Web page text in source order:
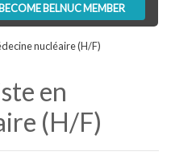
BECOME BELNUC MEMBER
nucléaire (H/F)
en
(H/F)